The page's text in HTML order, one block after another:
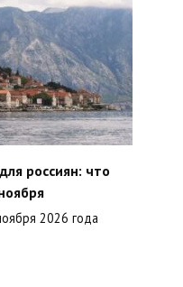
россиян: что
2026 года